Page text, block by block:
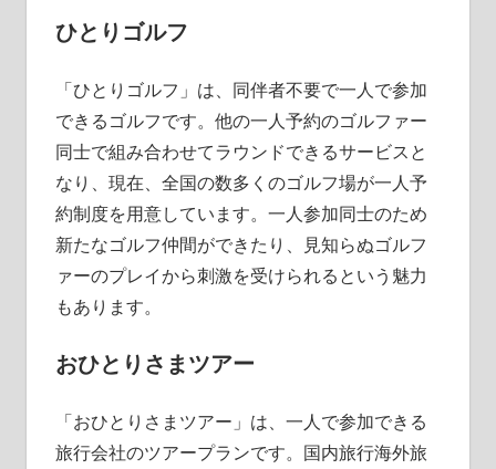
ひとりゴルフ
「ひとりゴルフ」は、同伴者不要で一人で参加
できるゴルフです。他の一人予約のゴルファー
同士で組み合わせてラウンドできるサービスと
なり、現在、全国の数多くのゴルフ場が一人予
約制度を用意しています。一人参加同士のため
新たなゴルフ仲間ができたり、見知らぬゴルフ
ァーのプレイから刺激を受けられるという魅力
もあります。
おひとりさまツアー
「おひとりさまツアー」は、一人で参加できる
旅行会社のツアープランです。国内旅行海外旅